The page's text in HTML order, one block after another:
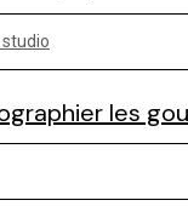
studio
les